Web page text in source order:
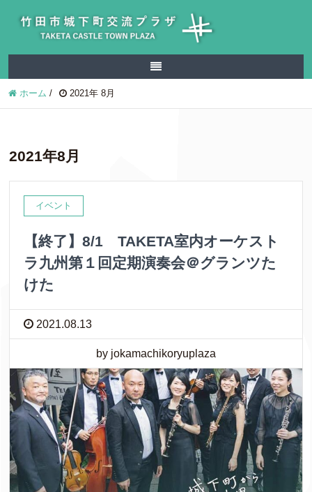
ホーム / 2021年 8月
2021年8月
イベント
【終了】8/1 TAKETA室内オーケスト
ラ九州第１回定期演奏会＠グランツた
けた
2021.08.13
by jokamachikoryuplaza